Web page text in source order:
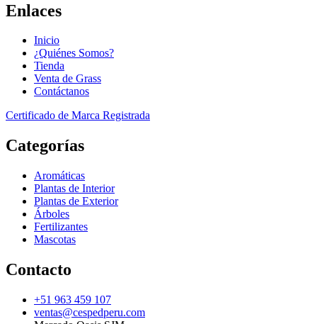
Enlaces
Inicio
¿Quiénes Somos?
Tienda
Venta de Grass
Contáctanos
Certificado de Marca Registrada
Categorías
Aromáticas
Plantas de Interior
Plantas de Exterior
Árboles
Fertilizantes
Mascotas
Contacto
+51 963 459 107
ventas@cespedperu.com